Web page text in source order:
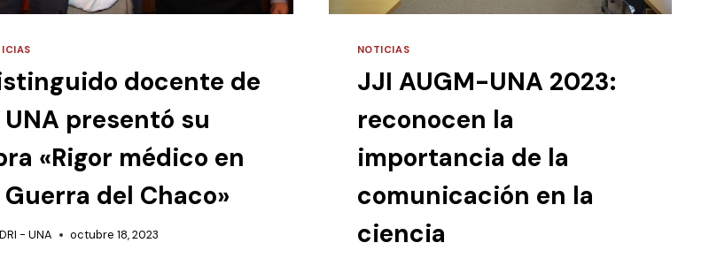
docente de
UNA presentó su
«Rigor médico en
Guerra del Chaco»
DRI - UNA octubre 18, 2023
NOTICIAS
JJI AUGM-UNA 2023:
reconocen la
importancia de la
comunicación en la
ciencia